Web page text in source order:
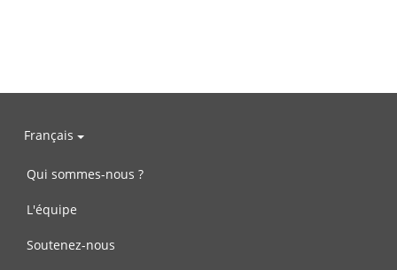
Français
Qui sommes-nous ?
L'équipe
Soutenez-nous